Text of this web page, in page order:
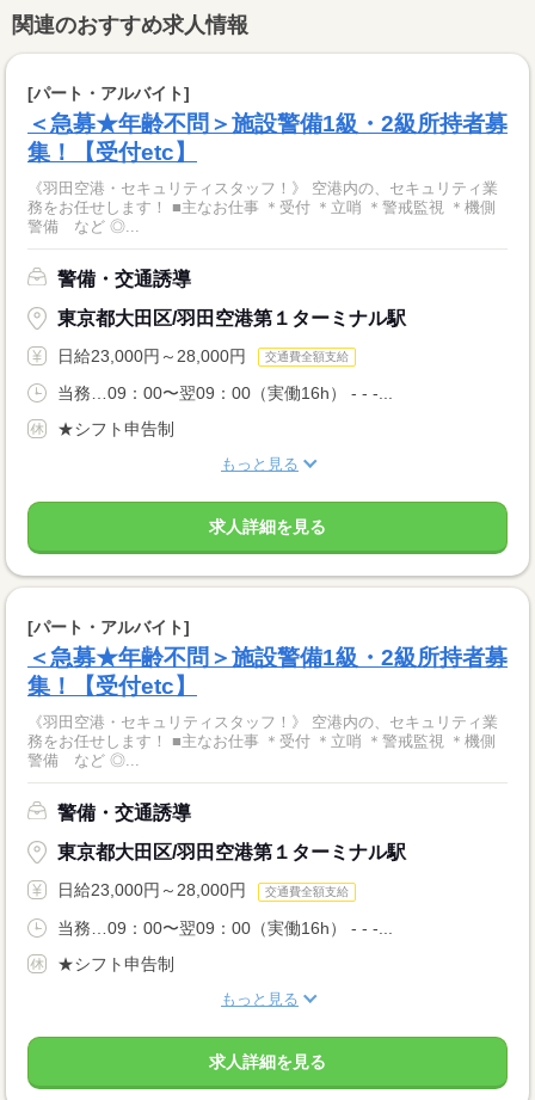
関連のおすすめ求人情報
[パート・アルバイト]
＜急募★年齢不問＞施設警備1級・2級所持者募
集！【受付etc】
《羽田空港・セキュリティスタッフ！》 空港内の、セキュリティ業
務をお任せします！ ■主なお仕事 ＊受付 ＊立哨 ＊警戒監視 ＊機側
警備 など ◎...
警備・交通誘導
東京都大田区/羽田空港第１ターミナル駅
日給23,000円～28,000円 交通費全額支給
当務…09：00〜翌09：00（実働16h） - - -...
★シフト申告制
もっと見る
求人詳細を見る
[パート・アルバイト]
＜急募★年齢不問＞施設警備1級・2級所持者募
集！【受付etc】
《羽田空港・セキュリティスタッフ！》 空港内の、セキュリティ業
務をお任せします！ ■主なお仕事 ＊受付 ＊立哨 ＊警戒監視 ＊機側
警備 など ◎...
警備・交通誘導
東京都大田区/羽田空港第１ターミナル駅
日給23,000円～28,000円 交通費全額支給
当務…09：00〜翌09：00（実働16h） - - -...
★シフト申告制
もっと見る
求人詳細を見る